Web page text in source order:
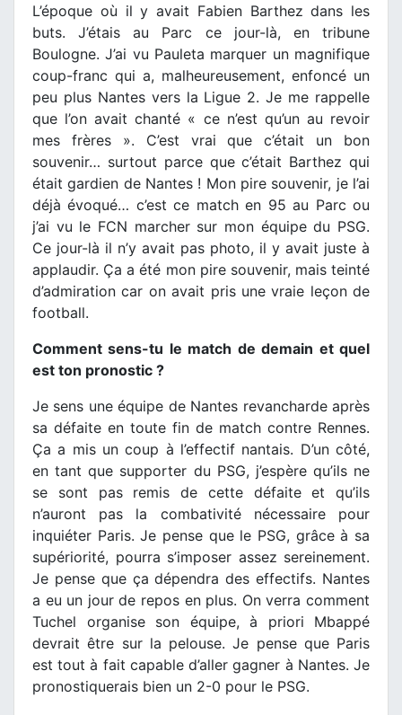
L’époque où il y avait Fabien Barthez dans les
buts. J’étais au Parc ce jour-là, en tribune
Boulogne. J’ai vu Pauleta marquer un magnifique
coup-franc qui a, malheureusement, enfoncé un
peu plus Nantes vers la Ligue 2. Je me rappelle
que l’on avait chanté « ce n’est qu’un au revoir
mes frères ». C’est vrai que c’était un bon
souvenir… surtout parce que c’était Barthez qui
était gardien de Nantes ! Mon pire souvenir, je l’ai
déjà évoqué… c’est ce match en 95 au Parc ou
j’ai vu le FCN marcher sur mon équipe du PSG.
Ce jour-là il n’y avait pas photo, il y avait juste à
applaudir. Ça a été mon pire souvenir, mais teinté
d’admiration car on avait pris une vraie leçon de
football.
Comment sens-tu le match de demain et quel
est ton pronostic ?
Je sens une équipe de Nantes revancharde après
sa défaite en toute fin de match contre Rennes.
Ça a mis un coup à l’effectif nantais. D’un côté,
en tant que supporter du PSG, j’espère qu’ils ne
se sont pas remis de cette défaite et qu’ils
n’auront pas la combativité nécessaire pour
inquiéter Paris. Je pense que le PSG, grâce à sa
supériorité, pourra s’imposer assez sereinement.
Je pense que ça dépendra des effectifs. Nantes
a eu un jour de repos en plus. On verra comment
Tuchel organise son équipe, à priori Mbappé
devrait être sur la pelouse. Je pense que Paris
est tout à fait capable d’aller gagner à Nantes. Je
pronostiquerais bien un 2-0 pour le PSG.